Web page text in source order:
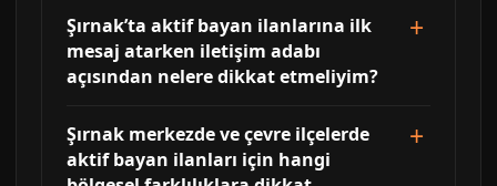
Şırnak’ta aktif bayan ilanlarına ilk
mesaj atarken iletişim adabı
açısından nelere dikkat etmeliyim?
Şırnak merkezde ve çevre ilçelerde
aktif bayan ilanları için hangi